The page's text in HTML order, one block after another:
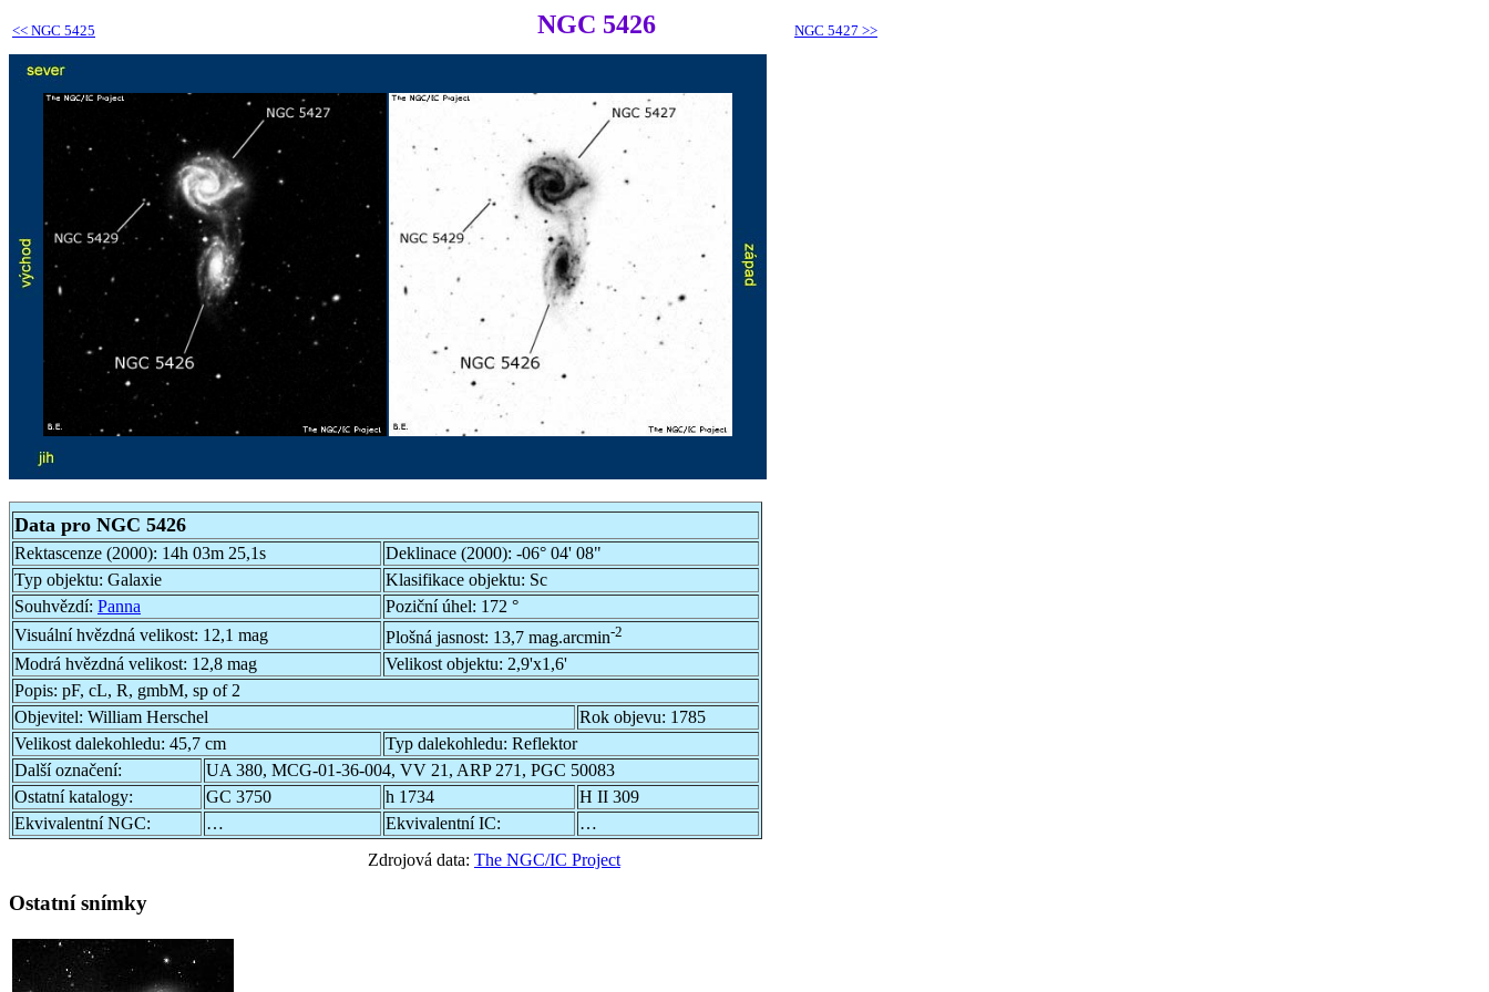
<< NGC 5425 NGC 5426 NGC 5427 >>
Data pro NGC 5426
Rektascenze (2000): 14h 03m 25,1s Deklinace (2000): -06° 04' 08"
Typ objektu: Galaxie Klasifikace objektu: Sc
Souhvězdí: Panna Poziční úhel: 172 °
Visuální hvězdná velikost: 12,1 mag Plošná jasnost: 13,7 mag.arcmin-2
Modrá hvězdná velikost: 12,8 mag Velikost objektu: 2,9'x1,6'
Popis: pF, cL, R, gmbM, sp of 2
Objevitel: William Herschel Rok objevu: 1785
Velikost dalekohledu: 45,7 cm Typ dalekohledu: Reflektor
Další označení:
UA 380, MCG-01-36-004, VV 21, ARP 271, PGC 50083
Ostatní katalogy:
GC 3750 h 1734
H II 309
Ekvivalentní NGC:
… Ekvivalentní IC:
…
Zdrojová data: The NGC/IC Project
Ostatní snímky